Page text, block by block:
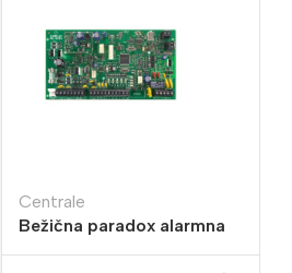
Centrale
Bežična paradox alarmna
centrala MG5000